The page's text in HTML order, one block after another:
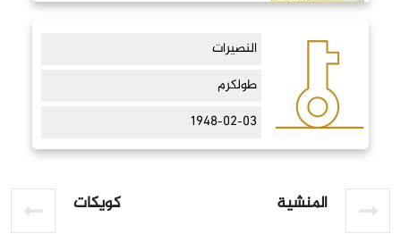
النصيرات
طولكرم
1948-02-03
المنشية كويكات